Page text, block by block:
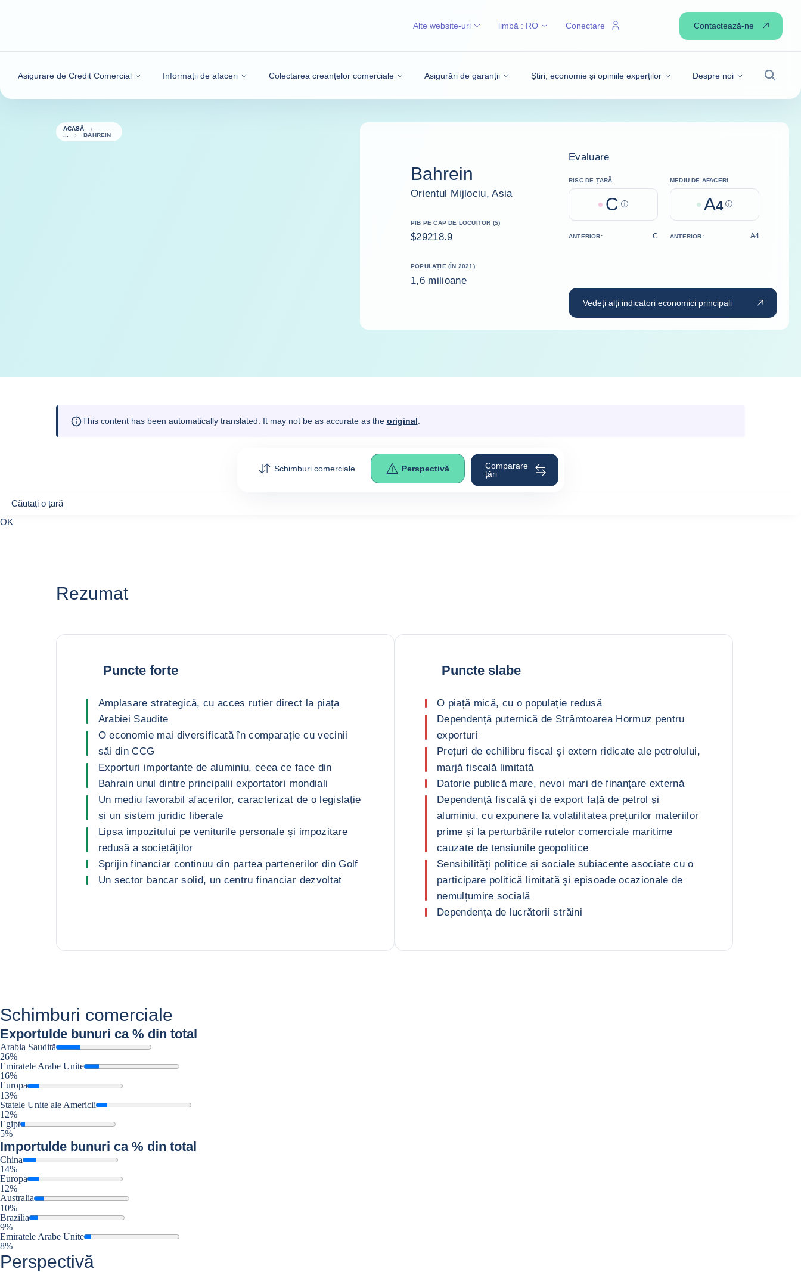
Asigurare de Credit Comercial Informații de afaceri Colectarea creanțelor comerciale Asigurări de garanții Știri, economie și opiniile experților Despre noi
Căutare
Alte website-uri limbă : RO Conectare Contactează-ne
ACASĂ
BAHREIN
Bahrein
Orientul Mijlociu, Asia
PIB PE CAP DE LOCUITOR ($)
$29218.9
POPULAȚIE (ÎN 2021)
1,6 milioane
Evaluare
RISC DE ȚARĂ
C Help
MEDIU DE AFACERI
A4 Help
ANTERIOR: C ANTERIOR: A4
Vedeți alți indicatori economici principali
This content has been automatically translated. It may not be as accurate as the original
Schimburi comerciale Perspectivă
Comparare
țări
Căutați o țară
0suggestions
Căutați o țară
OK
Rezumat
Puncte forte
Amplasare strategică, cu acces rutier direct la piața
Arabiei Saudite
O economie mai diversificată în comparație cu vecinii
săi din CCG
Exporturi importante de aluminiu, ceea ce face din
Bahrain unul dintre principalii exportatori mondiali
Un mediu favorabil afacerilor, caracterizat de o legislație
și un sistem juridic liberale
Lipsa impozitului pe veniturile personale și impozitare
redusă a societăților
Sprijin financiar continuu din partea partenerilor din Golf
Un sector bancar solid, un centru financiar dezvoltat
Puncte slabe
O piață mică, cu o populație redusă
Dependență puternică de Strâmtoarea Hormuz pentru
exporturi
Prețuri de echilibru fiscal și extern ridicate ale petrolului,
marjă fiscală limitată
Datorie publică mare, nevoi mari de finanțare externă
Dependență fiscală și de export față de petrol și
aluminiu, cu expunere la volatilitatea prețurilor materiilor
prime și la perturbările rutelor comerciale maritime
cauzate de tensiunile geopolitice
Sensibilități politice și sociale subiacente asociate cu o
participare politică limitată și episoade ocazionale de
nemulțumire socială
Dependența de lucrătorii străini
Schimburi comerciale
Exportulde bunuri ca % din total
Arabia Saudită
26%
Emiratele Arabe Unite
16%
Europa
13%
Statele Unite ale Americii
12%
Egipt
5%
Importulde bunuri ca % din total
China
14%
Europa
12%
Australia
10%
Brazilia
9%
Emiratele Arabe Unite
8%
Perspectivă